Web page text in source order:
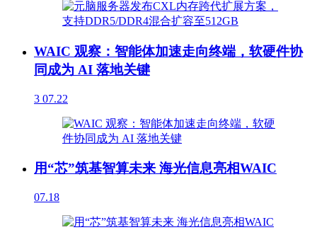
WAIC 观察：智能体加速走向终端，软硬件协
同成为 AI 落地关键
3 07.22
用“芯”筑基智算未来 海光信息亮相WAIC
07.18